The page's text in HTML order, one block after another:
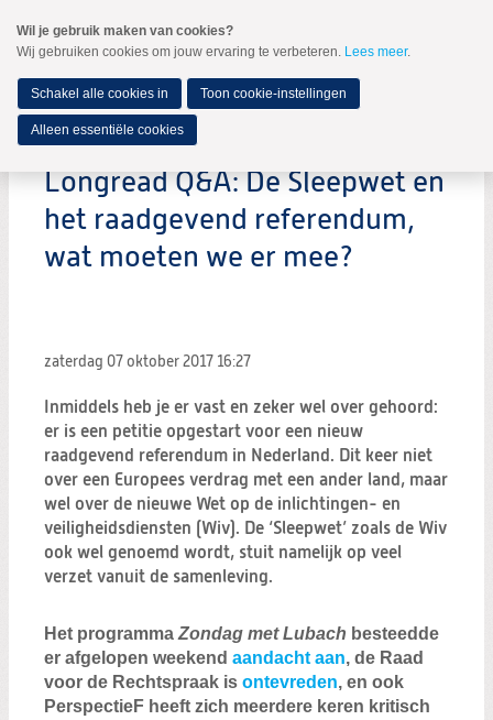
naar
Spring
de
inhoud
Spring
naar
hoofdmenu
MENU
Zoeken:
Zoeken
Longread Q&A: De Sleepwet en
het raadgevend referendum,
wat moeten we er mee?
zaterdag 07 oktober 2017 16:27
Inmiddels heb je er vast en zeker wel over gehoord:
er is een petitie opgestart voor een nieuw
raadgevend referendum in Nederland. Dit keer niet
over een Europees verdrag met een ander land, maar
wel over de nieuwe Wet op de inlichtingen- en
veiligheidsdiensten (Wiv). De ‘Sleepwet’ zoals de Wiv
ook wel genoemd wordt, stuit namelijk op veel
verzet vanuit de samenleving.
Het programmaZondag met Lubach besteedde
er afgelopen weekend aandacht aan, de Raad
voor de Rechtspraak is ontevreden, en ook
PerspectieF heeft zich meerdere keren kritisch
Wil je gebruik maken van cookies?
Wij gebruiken cookies om jouw ervaring te verbeteren. Lees meer.
Schakel alle cookies in Toon cookie-instellingen
Alleen essentiële cookies